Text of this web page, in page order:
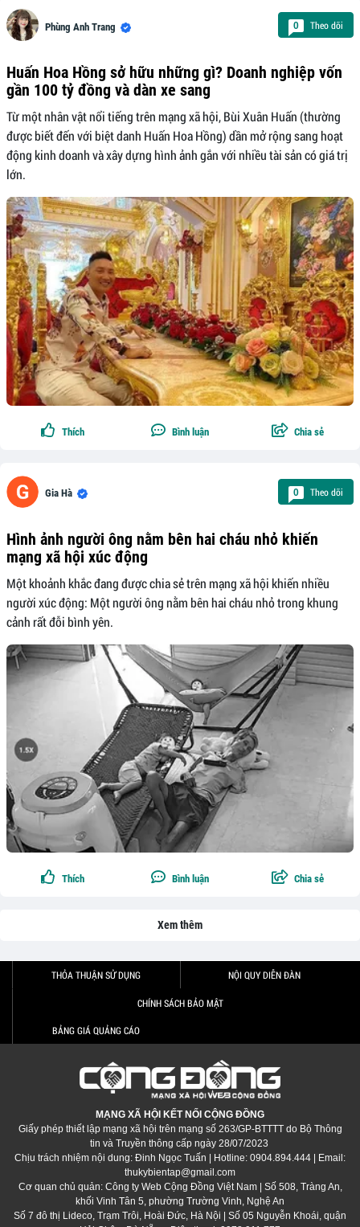
Phùng Anh Trang 0 Theo dõi
Huấn Hoa Hồng sở hữu những gì? Doanh nghiệp vốn
gần 100 tỷ đồng và dàn xe sang
Từ một nhân vật nổi tiếng trên mạng xã hội, Bùi Xuân Huấn (thường
được biết đến với biệt danh Huấn Hoa Hồng) dần mở rộng sang hoạt
động kinh doanh và xây dựng hình ảnh gắn với nhiều tài sản có giá trị
lớn.
Thích Bình luận Chia sẻ
Gia Hà 0 Theo dõi
Hình ảnh người ông nằm bên hai cháu nhỏ khiến
mạng xã hội xúc động
Một khoảnh khắc đang được chia sẻ trên mạng xã hội khiến nhiều
người xúc động: Một người ông nằm bên hai cháu nhỏ trong khung
cảnh rất đỗi bình yên.
Thích Bình luận Chia sẻ
Xem thêm
THỎA THUẬN SỬ DỤNG NỘI QUY DIỄN ĐÀN
CHÍNH SÁCH BẢO MẬT
BẢNG GIÁ QUẢNG CÁO
MẠNG XÃ HỘI KẾT NỐI CỘNG ĐỒNG
Giấy phép thiết lập mạng xã hội trên mạng số 263/GP-BTTTT do Bộ Thông
tin và Truyền thông cấp ngày 28/07/2023
Chịu trách nhiệm nội dung: Đinh Ngọc Tuấn | Hotline: 0904.894.444 | Email:
thukybientap@gmail.com
Cơ quan chủ quản: Công ty Web Cộng Đồng Việt Nam | Số 508, Tràng An,
khối Vinh Tân 5, phường Trường Vinh, Nghệ An
Số 7 đô thị Lideco, Trạm Trôi, Hoài Đức, Hà Nội | Số 05 Nguyễn Khoái, quận